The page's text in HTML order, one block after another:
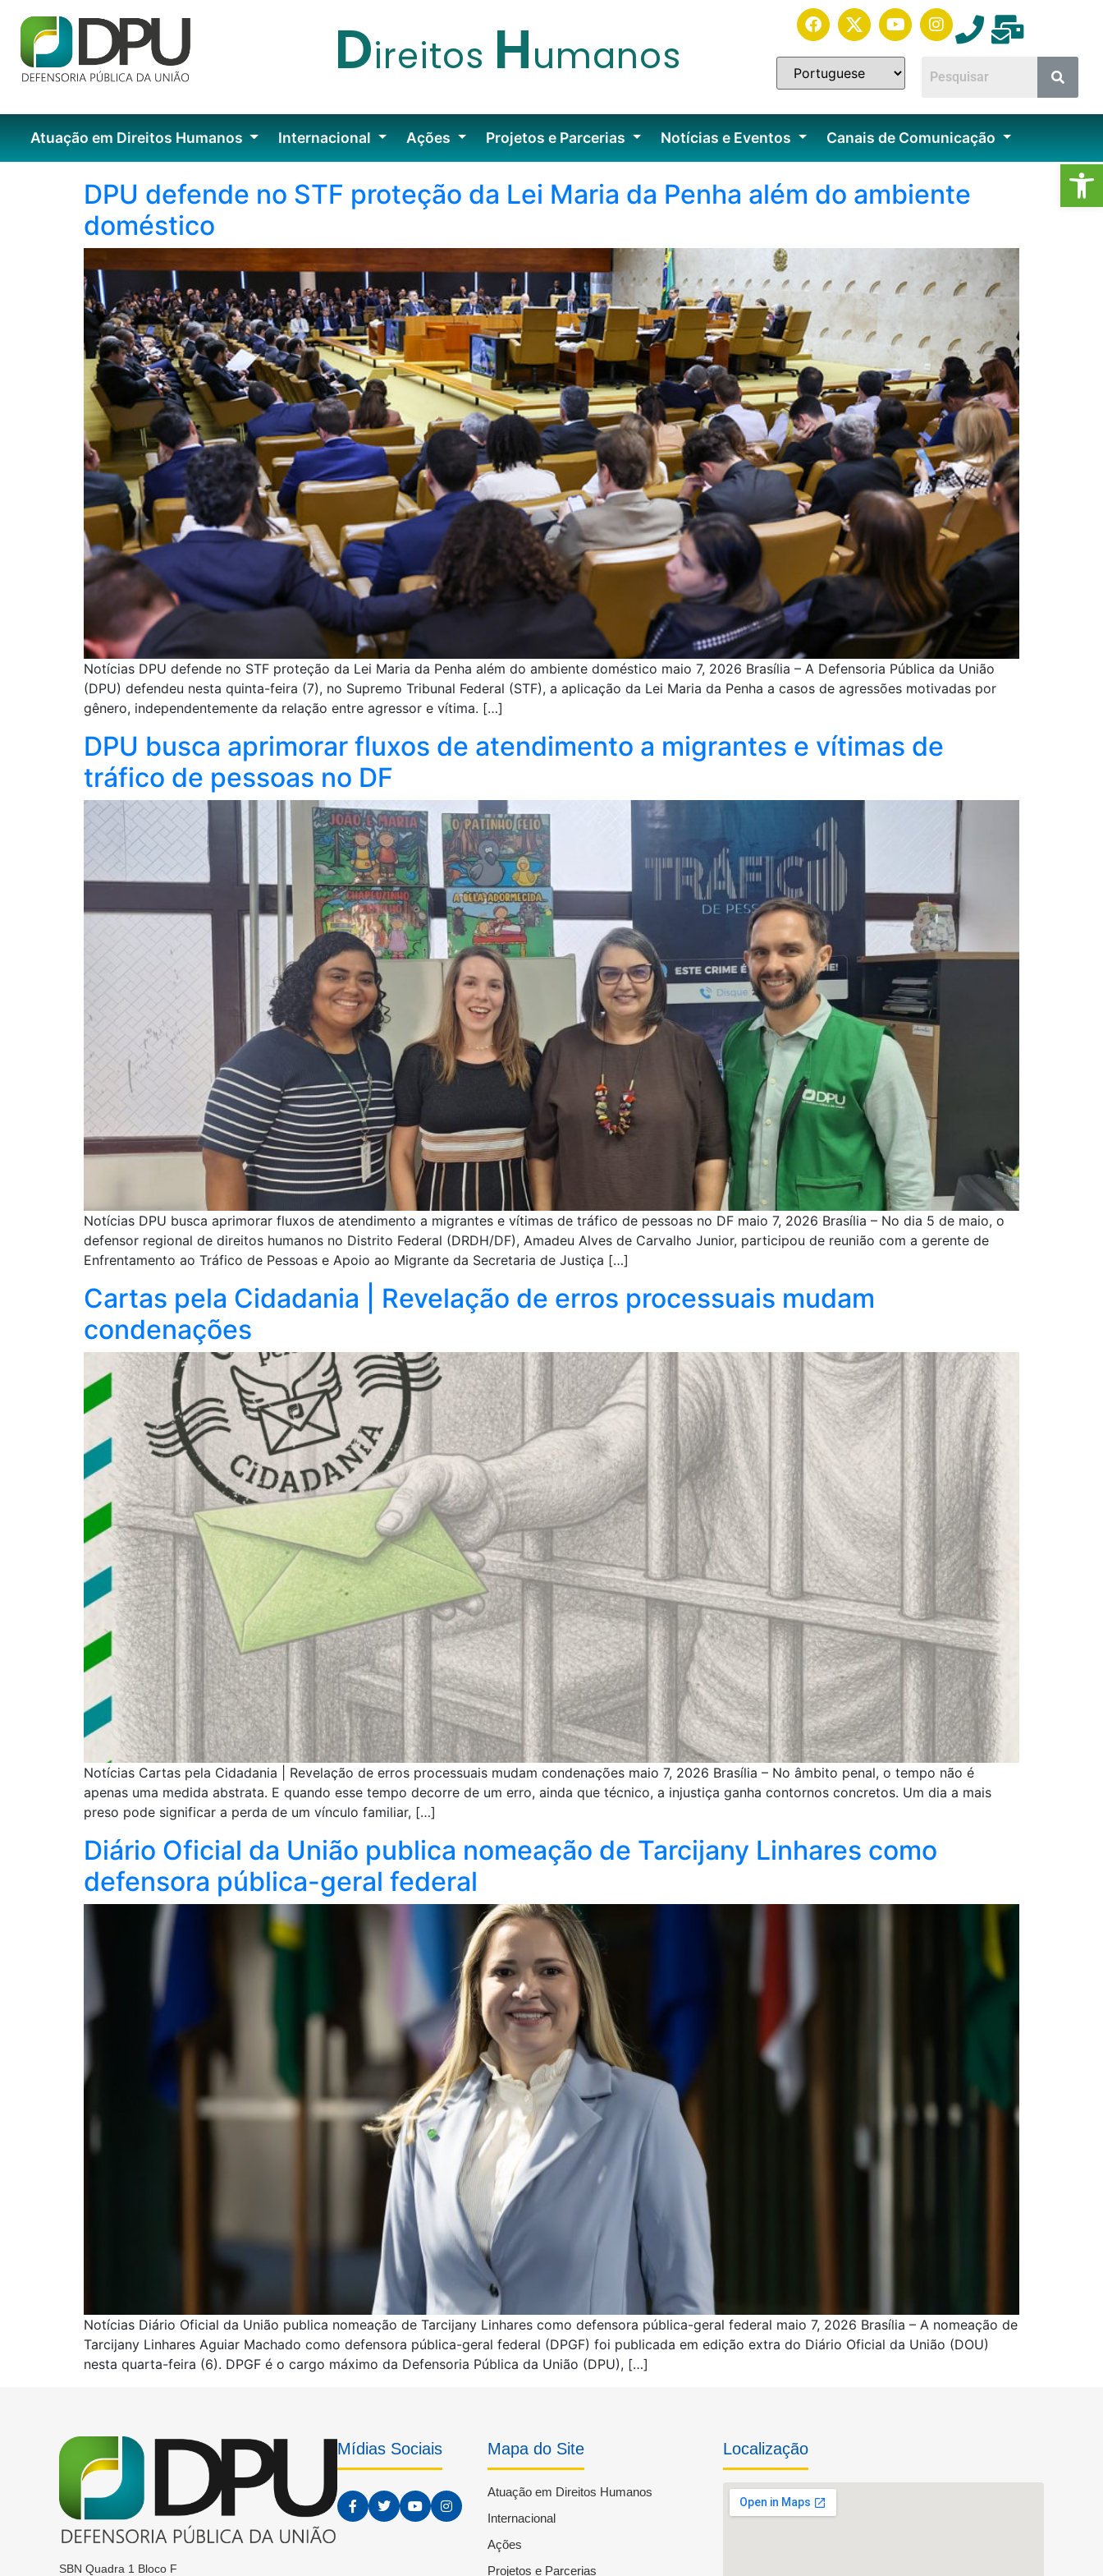
Direitos Humanos
Atuação em Direitos Humanos Internacional Ações Projetos e Parcerias Notícias e Eventos Canais de Comunicação
DPU defende no STF proteção da Lei Maria da Penha além do ambiente
doméstico
Notícias DPU defende no STF proteção da Lei Maria da Penha além do ambiente doméstico maio 7, 2026 Brasília – A Defensoria Pública da União
(DPU) defendeu nesta quinta-feira (7), no Supremo Tribunal Federal (STF), a aplicação da Lei Maria da Penha a casos de agressões motivadas por
gênero, independentemente da relação entre agressor e vítima. […]
DPU busca aprimorar fluxos de atendimento a migrantes e vítimas de
tráfico de pessoas no DF
Notícias DPU busca aprimorar fluxos de atendimento a migrantes e vítimas de tráfico de pessoas no DF maio 7, 2026 Brasília – No dia 5 de maio, o
defensor regional de direitos humanos no Distrito Federal (DRDH/DF), Amadeu Alves de Carvalho Junior, participou de reunião com a gerente de
Enfrentamento ao Tráfico de Pessoas e Apoio ao Migrante da Secretaria de Justiça […]
Cartas pela Cidadania | Revelação de erros processuais mudam
condenações
Notícias Cartas pela Cidadania | Revelação de erros processuais mudam condenações maio 7, 2026 Brasília – No âmbito penal, o tempo não é
apenas uma medida abstrata. E quando esse tempo decorre de um erro, ainda que técnico, a injustiça ganha contornos concretos. Um dia a mais
preso pode significar a perda de um vínculo familiar, […]
Diário Oficial da União publica nomeação de Tarcijany Linhares como
defensora pública-geral federal
Notícias Diário Oficial da União publica nomeação de Tarcijany Linhares como defensora pública-geral federal maio 7, 2026 Brasília – A nomeação de
Tarcijany Linhares Aguiar Machado como defensora pública-geral federal (DPGF) foi publicada em edição extra do Diário Oficial da União (DOU)
nesta quarta-feira (6). DPGF é o cargo máximo da Defensoria Pública da União (DPU), […]
SBN Quadra 1 Bloco F
Mídias Sociais Mapa do Site
Atuação em Direitos Humanos
Internacional
Ações
Projetos e Parcerias
Localização